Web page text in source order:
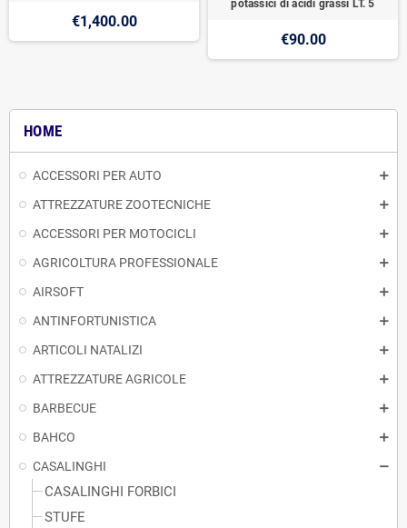
HOME
ACCESSORI PER AUTO
ATTREZZATURE ZOOTECNICHE
ACCESSORI PER MOTOCICLI
AGRICOLTURA PROFESSIONALE
AIRSOFT
ANTINFORTUNISTICA
ARTICOLI NATALIZI
ATTREZZATURE AGRICOLE
BARBECUE
BAHCO
CASALINGHI
CASALINGHI FORBICI
STUFE
€1,400.00
potassici di acidi grassi LT. 5
€90.00